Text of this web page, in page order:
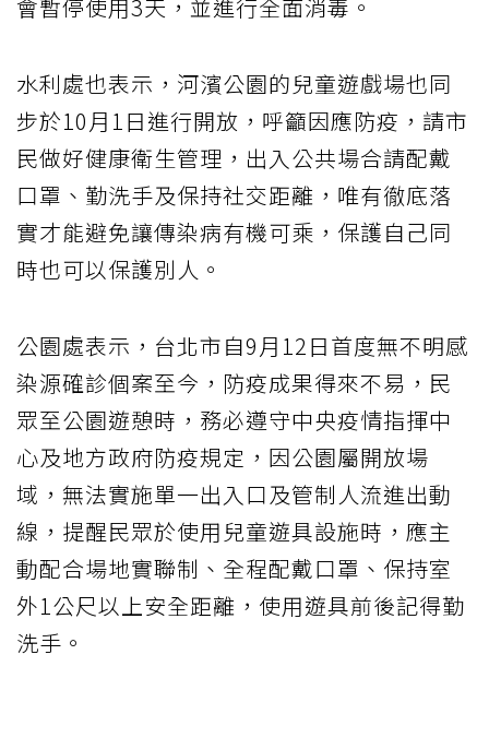
會暫停使用3天，並進行全面消毒。
水利處也表示，河濱公園的兒童遊戲場也同
步於10月1日進行開放，呼籲因應防疫，請市
民做好健康衛生管理，出入公共場合請配戴
口罩、勤洗手及保持社交距離，唯有徹底落
實才能避免讓傳染病有機可乘，保護自己同
時也可以保護別人。
公園處表示，台北市自9月12日首度無不明感
染源確診個案至今，防疫成果得來不易，民
眾至公園遊憩時，務必遵守中央疫情指揮中
心及地方政府防疫規定，因公園屬開放場
域，無法實施單一出入口及管制人流進出動
線，提醒民眾於使用兒童遊具設施時，應主
動配合場地實聯制、全程配戴口罩、保持室
外1公尺以上安全距離，使用遊具前後記得勤
洗手。